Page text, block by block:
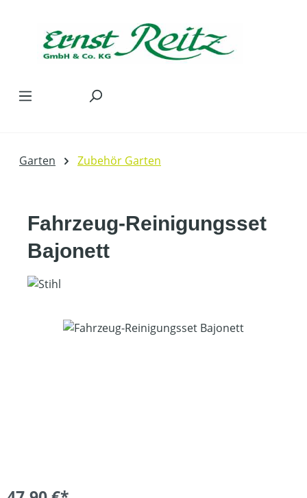
Garten Zubehör Garten
Fahrzeug-Reinigungsset
Bajonett
Bildergalerie überspringen